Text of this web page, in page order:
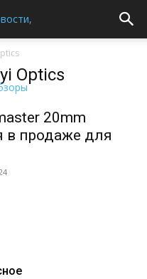
Optics
20mm
в продаже для